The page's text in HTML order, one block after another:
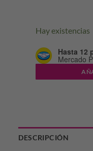
Hay existencias
Hasta 12
Mercado
DESCRIPCIÓN